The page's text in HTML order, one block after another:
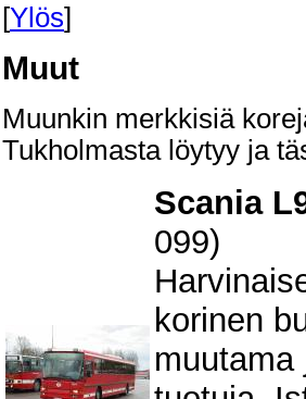
[Ylös]
Muut
Muunkin merkkisiä
Tukholmasta löytyy ja
Scania
099)
korinen